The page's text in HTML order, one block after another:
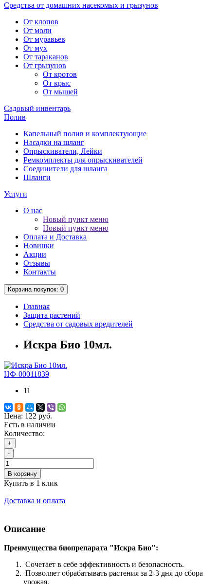
Средства от домашних насекомых и грызунов
От клопов
От моли
От муравьев
От мух
От тараканов
От грызунов
От кротов
От крыс
От мышей
Садовый инвентарь
Полив
Капельный полив и комплектующие
Насадки на шланг
Опрыскиватели, Лейки
Ремкомплекты для опрыскивателей
Соединители для шланга
Шланги
Услуги
О нас
Новый пункт меню
Новый пункт меню
Оплата и Доставка
Новинки
Акции
Отзывы
Контакты
Корзина покупок: 0
Главная
Защита растений
Средства от садовых вредителей
Искра Био 10мл.
НФ-00011839
11
Цена: 122 руб.
Есть в наличии
Количество:
+
-
В корзину
Купить в 1 клик
Доставка и оплата
Описание
Преимущества биопрепарата "Искра Био":
Сочетает в себе эффективность и безопасность.
Позволяет обрабатывать растения за 2-3 дня до сбора
урожая.